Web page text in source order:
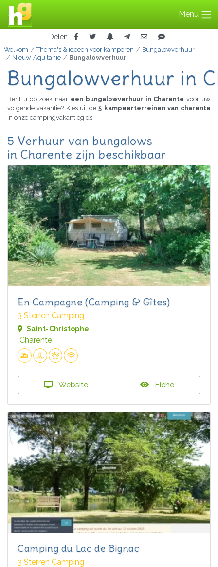
Menu
Delen
Welkom Thema's & ideeën voor kamperen
Bungalowverhuur
Nieuw-Aquitanië
Bungalowverhuur
Bungalowverhuur in
Bent u op zoek naar een bungalowverhuur in Charentevoor uw
volgende vakantie? Kies uit de5 kampeerterreinen van charente
in onze campingvakantiegids.
5 Verhuur van bungalows
in Charente zijn beschikbaar
En Campagne (Camping & Gîtes)
3 Sterren Camping
Saint-Christophe
Charente
Website Fiche
Camping du Lac de Bignac
3 Sterren Camping